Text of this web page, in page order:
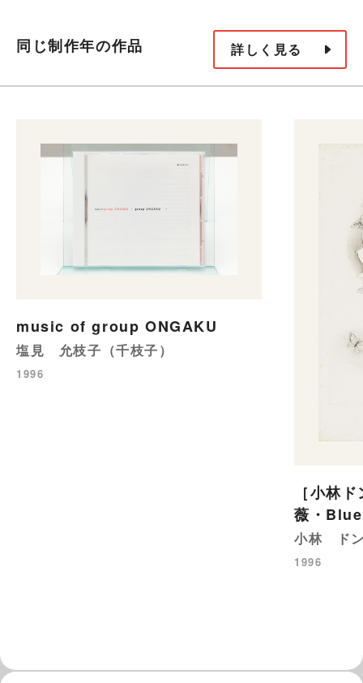
同じ制作年の作品 詳しく見る
music of group ONGAKU
塩見 允枝子（千枝子）
1996
［小林
薇・
小林 ド
1996